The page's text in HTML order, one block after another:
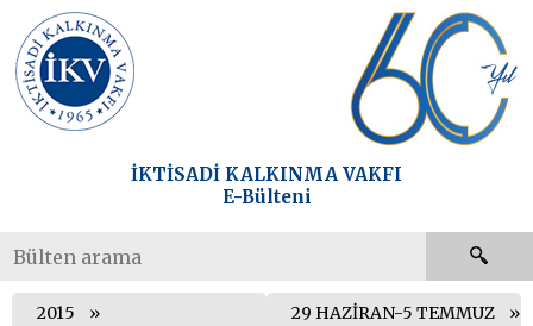
İKTİSADİ KALKINMA VAKFI
E-Bülteni
2015
29 HAZİRAN-5 TEMMUZ